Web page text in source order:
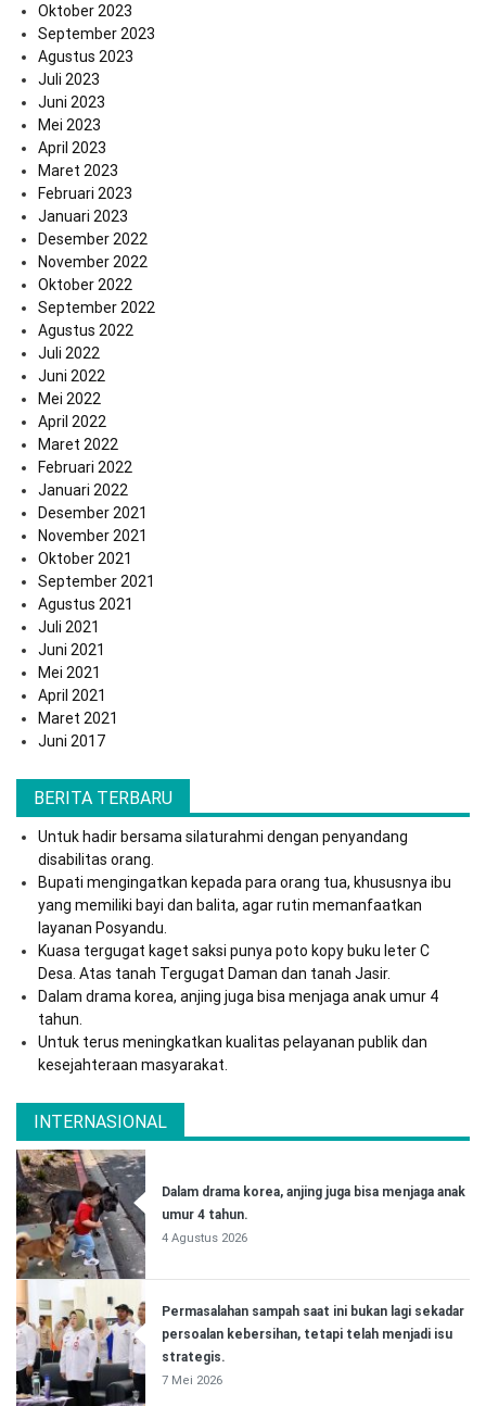
Oktober 2023
September 2023
Agustus 2023
Juli 2023
Juni 2023
Mei 2023
April 2023
Maret 2023
Februari 2023
Januari 2023
Desember 2022
November 2022
Oktober 2022
September 2022
Agustus 2022
Juli 2022
Juni 2022
Mei 2022
April 2022
Maret 2022
Februari 2022
Januari 2022
Desember 2021
November 2021
Oktober 2021
September 2021
Agustus 2021
Juli 2021
Juni 2021
Mei 2021
April 2021
Maret 2021
Juni 2017
BERITA TERBARU
Untuk hadir bersama silaturahmi dengan penyandang
disabilitas orang.
Bupati mengingatkan kepada para orang tua, khususnya ibu
yang memiliki bayi dan balita, agar rutin memanfaatkan
layanan Posyandu.
Kuasa tergugat kaget saksi punya poto kopy buku leter C
Desa. Atas tanah Tergugat Daman dan tanah Jasir.
Dalam drama korea, anjing juga bisa menjaga anak umur 4
tahun.
Untuk terus meningkatkan kualitas pelayanan publik dan
kesejahteraan masyarakat.
INTERNASIONAL
Dalam drama korea, anjing juga bisa menjaga anak
umur 4 tahun.
4 Agustus 2026
Permasalahan sampah saat ini bukan lagi sekadar
persoalan kebersihan, tetapi telah menjadi isu
strategis.
7 Mei 2026